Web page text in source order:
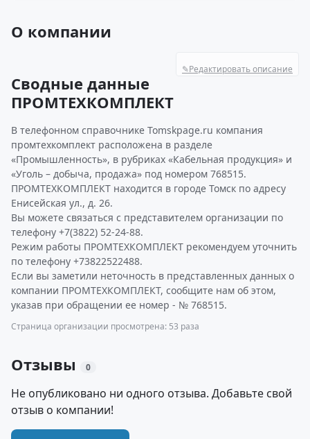
О компании
✎Редактировать описание
Сводные данные
ПРОМТЕХКОМПЛЕКТ
В телефонном справочнике Tomskpage.ru компания
промтехкомплект расположена в разделе
«Промышленность», в рубриках «Кабельная продукция» и
«Уголь – добыча, продажа» под номером 768515.
ПРОМТЕХКОМПЛЕКТ находится в городе Томск по адресу
Енисейская ул., д. 26.
Вы можете связаться с представителем организации по
телефону +7(3822) 52-24-88.
Режим работы ПРОМТЕХКОМПЛЕКТ рекомендуем уточнить
по телефону +73822522488.
Если вы заметили неточность в представленных данных о
компании ПРОМТЕХКОМПЛЕКТ, сообщите нам об этом,
указав при обращении ее номер - № 768515.
Страница организации просмотрена: 53 раза
Отзывы 0
Не опубликовано ни одного отзыва. Добавьте свой
отзыв о компании!